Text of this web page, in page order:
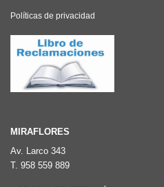
página
de
producto
Políticas de privacidad
MIRAFLORES
Av. Larco 343
T. 958 559 889